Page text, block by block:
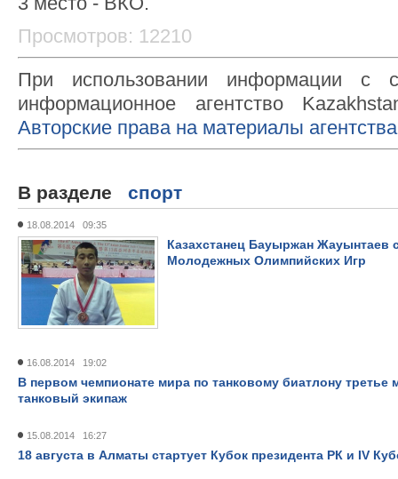
Просмотров: 12210
При использовании информации с
информационное агентство
Авторские права на материалы
В разделе спорт
18.08.2014 09:35
Казахстанец Бауыржан Жауынтаев
Молодежных Олимпийских Игр
16.08.2014 19:02
В первом чемпионате мира по танковому биатлону третье
танковый экипаж
15.08.2014 16:27
18 августа в Алматы стартует Кубок президента РК и IV